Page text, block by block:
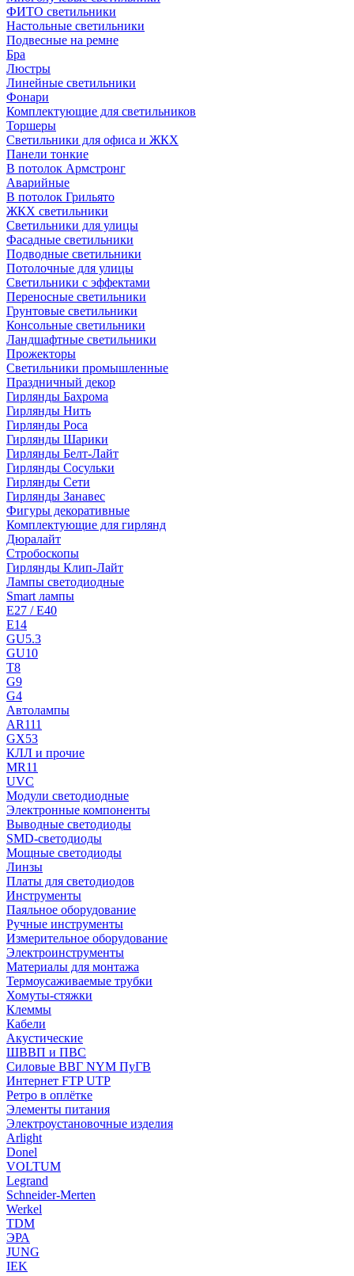
ФИТО светильники
Настольные светильники
Подвесные на ремне
Бра
Люстры
Линейные светильники
Фонари
Комплектующие для светильников
Торшеры
Светильники для офиса и ЖКХ
Панели тонкие
В потолок Армстронг
Аварийные
В потолок Грильято
ЖКХ светильники
Светильники для улицы
Фасадные светильники
Подводные светильники
Потолочные для улицы
Светильники с эффектами
Переносные светильники
Грунтовые светильники
Консольные светильники
Ландшафтные светильники
Прожекторы
Светильники промышленные
Праздничный декор
Гирлянды Бахрома
Гирлянды Нить
Гирлянды Роса
Гирлянды Шарики
Гирлянды Белт-Лайт
Гирлянды Сосульки
Гирлянды Сети
Гирлянды Занавес
Фигуры декоративные
Комплектующие для гирлянд
Дюралайт
Стробоскопы
Гирлянды Клип-Лайт
Лампы светодиодные
Smart лампы
E27 / E40
E14
GU5.3
GU10
T8
G9
G4
Автолампы
AR111
GX53
КЛЛ и прочие
MR11
UVC
Модули светодиодные
Электронные компоненты
Выводные светодиоды
SMD-светодиоды
Мощные светодиоды
Линзы
Платы для светодиодов
Инструменты
Паяльное оборудование
Ручные инструменты
Измерительное оборудование
Электроинструменты
Материалы для монтажа
Термоусаживаемые трубки
Хомуты-стяжки
Клеммы
Кабели
Акустические
ШВВП и ПВС
Силовые ВВГ NYM ПуГВ
Интернет FTP UTP
Ретро в оплётке
Элементы питания
Электроустановочные изделия
Arlight
Donel
VOLTUM
Legrand
Schneider-Merten
Werkel
TDM
ЭРА
JUNG
IEK